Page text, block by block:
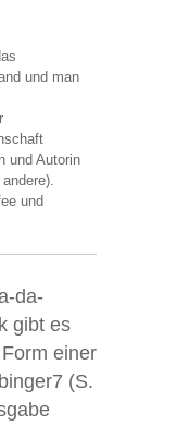
und man
und Autorin
und
da-
gibt es
einer
(S.